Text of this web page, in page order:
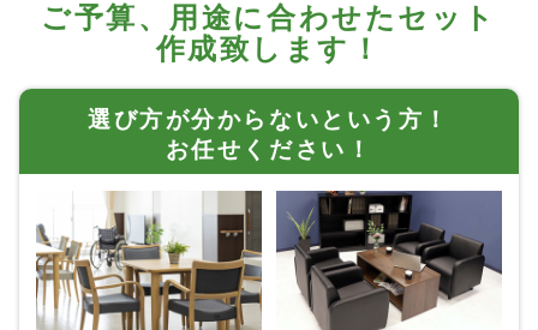
ご予算、用途に合わせたセット
作成致します！
選び方が分からないという方！
お任せください！